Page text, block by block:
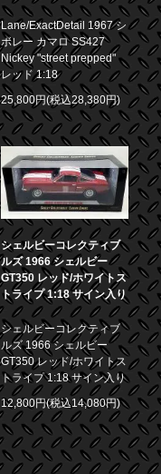
Lane/ExactDetail 1967 シ
ボレー カマロ SS427
Nickey "street prepped"
レッド 1:18
25,800円(税込28,380円)
シェルビーコレクティブ
ルズ 1966 シェルビー
GT350 レッド/ホワイトス
トライプ 1:18 サイン入り
シェルビーコレクティブ
ルズ 1966 シェルビー
GT350 レッド/ホワイトス
トライプ 1:18 サイン入り
12,800円(税込14,080円)